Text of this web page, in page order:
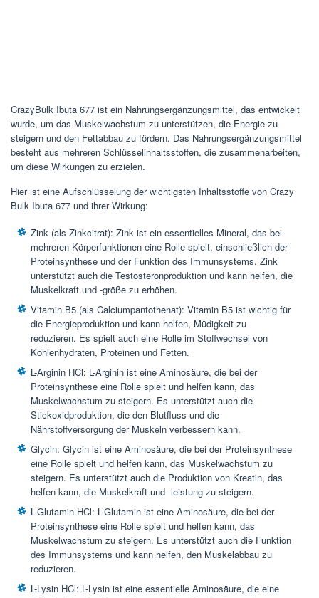
CrazyBulk Ibuta 677 ist ein Nahrungsergänzungsmittel, das entwickelt
wurde, um das Muskelwachstum zu unterstützen, die Energie zu
steigern und den Fettabbau zu fördern. Das Nahrungsergänzungsmittel
besteht aus mehreren Schlüsselinhaltsstoffen, die zusammenarbeiten,
um diese Wirkungen zu erzielen.
Hier ist eine Aufschlüsselung der wichtigsten Inhaltsstoffe von Crazy
Bulk Ibuta 677 und ihrer Wirkung:
Zink (als Zinkcitrat): Zink ist ein essentielles Mineral, das bei
mehreren Körperfunktionen eine Rolle spielt, einschließlich der
Proteinsynthese und der Funktion des Immunsystems. Zink
unterstützt auch die Testosteronproduktion und kann helfen, die
Muskelkraft und -größe zu erhöhen.
Vitamin B5 (als Calciumpantothenat): Vitamin B5 ist wichtig für
die Energieproduktion und kann helfen, Müdigkeit zu
reduzieren. Es spielt auch eine Rolle im Stoffwechsel von
Kohlenhydraten, Proteinen und Fetten.
L-Arginin HCl: L-Arginin ist eine Aminosäure, die bei der
Proteinsynthese eine Rolle spielt und helfen kann, das
Muskelwachstum zu steigern. Es unterstützt auch die
Stickoxidproduktion, die den Blutfluss und die
Nährstoffversorgung der Muskeln verbessern kann.
Glycin: Glycin ist eine Aminosäure, die bei der Proteinsynthese
eine Rolle spielt und helfen kann, das Muskelwachstum zu
steigern. Es unterstützt auch die Produktion von Kreatin, das
helfen kann, die Muskelkraft und -leistung zu steigern.
L-Glutamin HCl: L-Glutamin ist eine Aminosäure, die bei der
Proteinsynthese eine Rolle spielt und helfen kann, das
Muskelwachstum zu steigern. Es unterstützt auch die Funktion
des Immunsystems und kann helfen, den Muskelabbau zu
reduzieren.
L-Lysin HCl: L-Lysin ist eine essentielle Aminosäure, die eine